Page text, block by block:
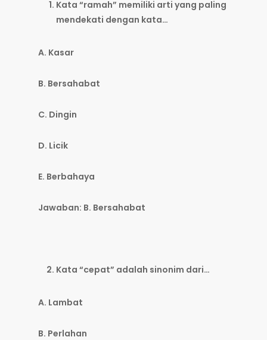
Kata “ramah” memiliki arti yang paling
mendekati dengan kata…
A. Kasar
B. Bersahabat
C. Dingin
D. Licik
E. Berbahaya
Jawaban: B. Bersahabat
Kata “cepat” adalah sinonim dari…
A. Lambat
B. Perlahan